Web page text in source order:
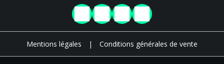
Mentions légales | Conditions générales de vente